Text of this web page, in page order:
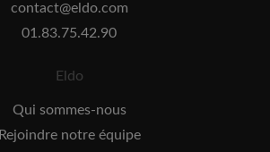
contact@eldo.com
01.83.75.42.90
Eldo
Qui sommes-nous
Rejoindre notre équipe